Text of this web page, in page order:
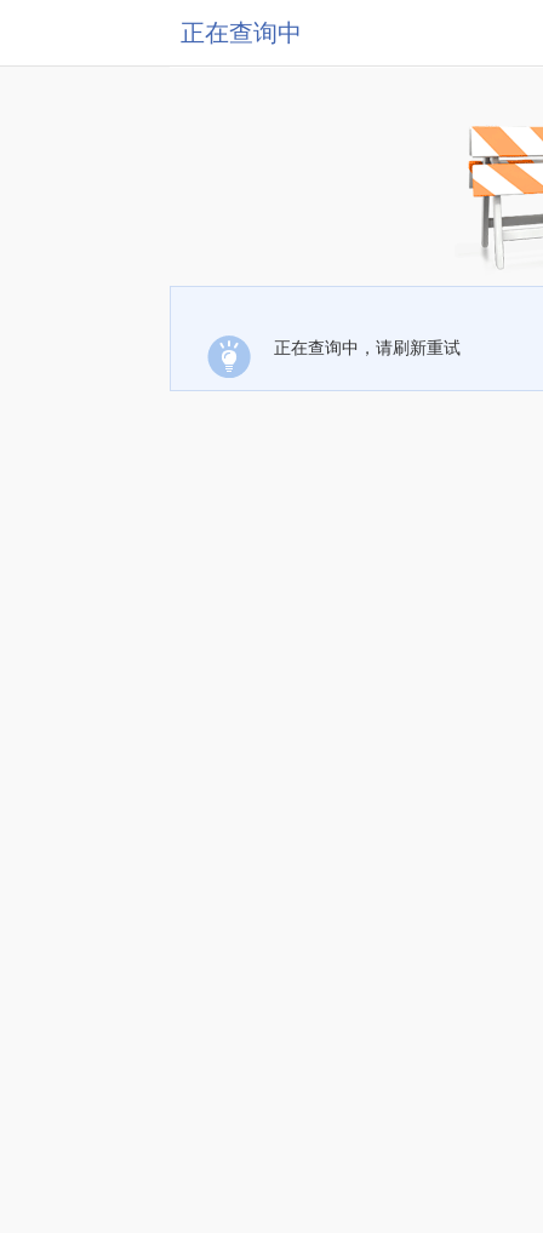
正在查询中
正在查询中，请刷新重试